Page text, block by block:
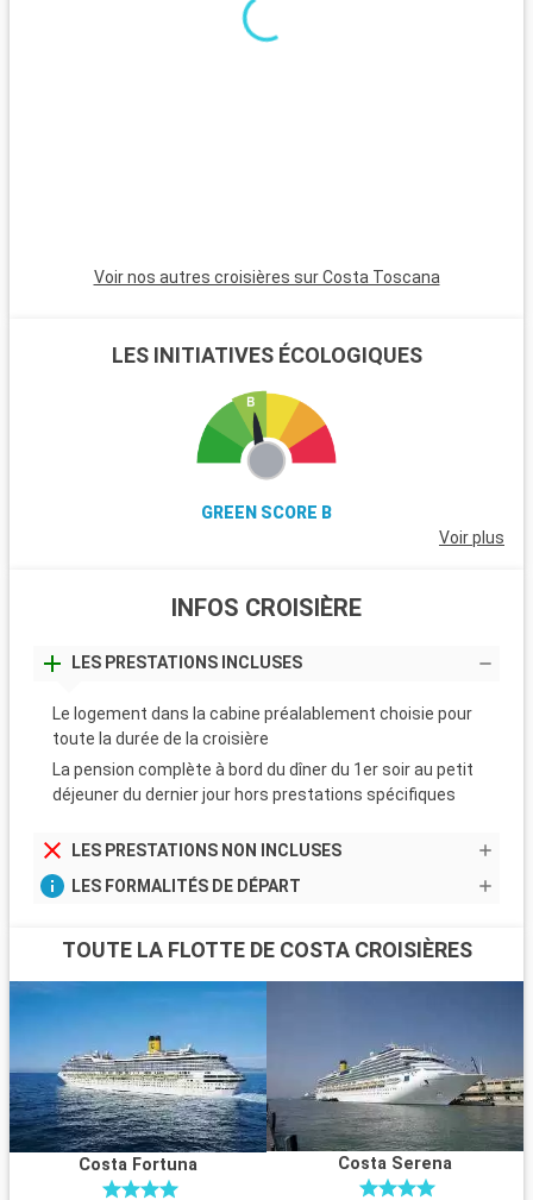
Voir nos autres croisières sur Costa Toscana
LES INITIATIVES ÉCOLOGIQUES
GREEN SCORE B
Voir plus
INFOS CROISIÈRE
LES PRESTATIONS INCLUSES
Le logement dans la cabine préalablement choisie pour
toute la durée de la croisière
La pension complète à bord du dîner du 1er soir au petit
déjeuner du dernier jour hors prestations spécifiques
LES PRESTATIONS NON INCLUSES
LES FORMALITÉS DE DÉPART
TOUTE LA FLOTTE DE COSTA CROISIÈRES
Costa Fortuna Costa Serena